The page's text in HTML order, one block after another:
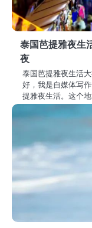
泰国芭提雅夜生
夜
泰国芭提雅夜生活
好，我是自媒体写
提雅夜生活。这个